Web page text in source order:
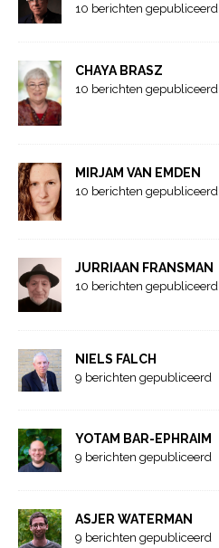
10 berichten gepubliceerd
CHAYA BRASZ
10 berichten gepubliceerd
MIRJAM VAN EMDEN
10 berichten gepubliceerd
JURRIAAN FRANSMAN
10 berichten gepubliceerd
NIELS FALCH
9 berichten gepubliceerd
YOTAM BAR-EPHRAIM
9 berichten gepubliceerd
ASJER WATERMAN
9 berichten gepubliceerd